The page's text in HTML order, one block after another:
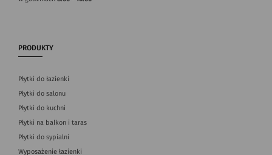
PRODUKTY
Płytki do łazienki
Płytki do salonu
Płytki do kuchni
Płytki na balkon i taras
Płytki do sypialni
Wyposażenie łazienki